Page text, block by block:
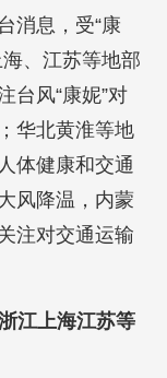
消息，受“康
、江苏等地部
台风“康妮”对
华北黄淮等地
体健康和交通
风降温，内蒙
注对交通运输
江上海江苏等